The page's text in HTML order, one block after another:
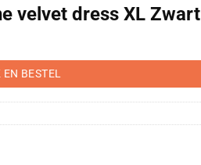
velvet dress XL Zwart
BESTEL